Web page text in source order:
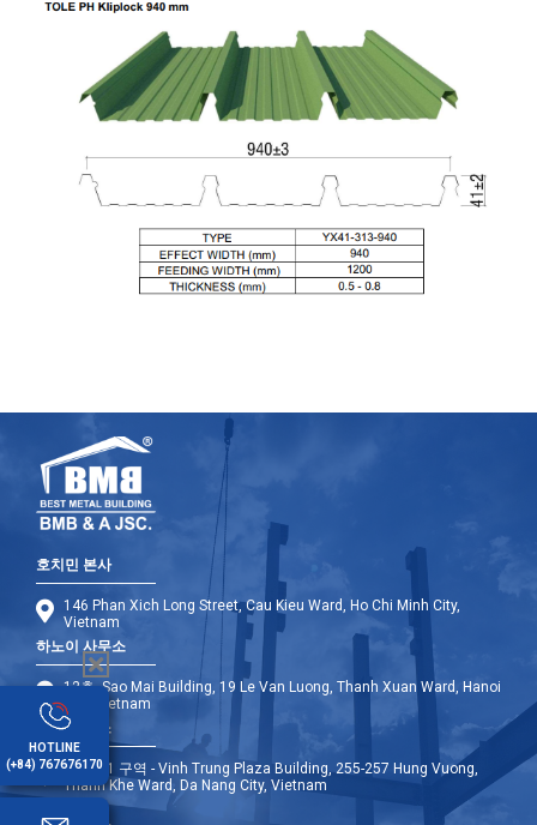
호치민 본사
146 Phan Xich Long Street, Cau Kieu Ward, Ho Chi Minh City,
Vietnam
하노이 사무소
12층, Sao Mai Building, 19 Le Van Luong, Thanh Xuan Ward, Hanoi
City, Vietnam
다낭 사무소
9층 - A1 구역 - Vinh Trung Plaza Building, 255-257 Hung Vuong,
Thanh Khe Ward, Da Nang City, Vietnam
HOTLINE
(+84) 767676170